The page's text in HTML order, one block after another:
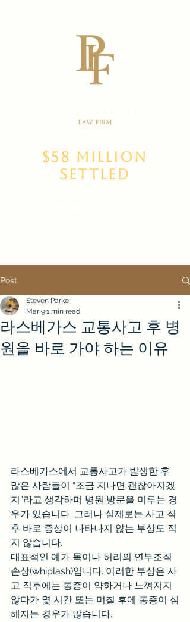
$58 Million
Settled
Post
라스베가스 교통사고 후 병
원을 바로 가야 하는 이유
Steven Parke
Mar 91 min read
라스베가스에서 교통사고가 발생한 후
많은 사람들이 “조금 지나면 괜찮아지겠
지”라고 생각하며 병원 방문을 미루는 경
우가 있습니다. 그러나 실제로는 사고 직
후 바로 증상이 나타나지 않는 부상도 적
지 않습니다.
대표적인 예가 목이나 허리의 연부조직
손상(whiplash)입니다. 이러한 부상은 사
고 직후에는 통증이 약하거나 느껴지지
않다가 몇 시간 또는 며칠 후에 통증이 심
해지는 경우가 많습니다.